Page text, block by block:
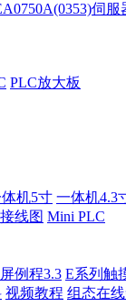
伺服
PLC放大板
机5寸 一体机4.3
线图 Mini PLC
例程3.3 E系列触
视频教程 组态在